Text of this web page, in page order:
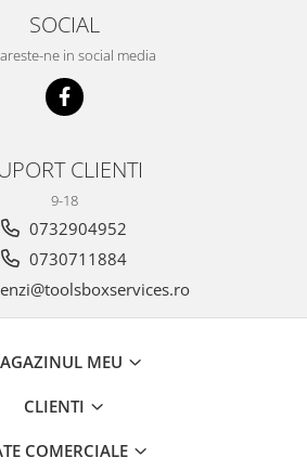
SOCIAL
ne in social media
CLIENTI
9-18
0732904952
0730711884
MEU
CLIENTI
COMERCIALE